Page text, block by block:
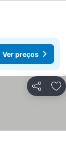
Ver preços
Partilhar